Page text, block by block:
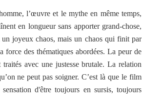
l’œuvre et le mythe en même temps,
en longueur sans apporter grand-chose,
un joyeux chaos, mais un chaos qui finit par
des thématiques abordées. La peur de
avec une justesse brutale. La relation
ne peut pas soigner. C’est là que le film
d'être toujours en sursis, toujours